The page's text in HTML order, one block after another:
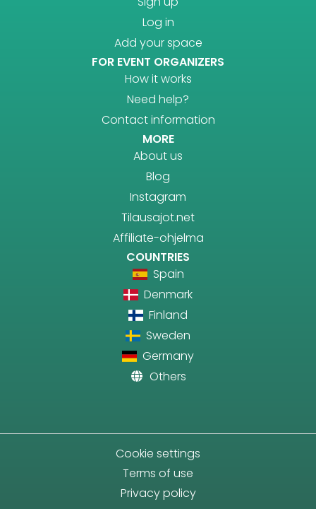
Log in
Add your space
FOR EVENT ORGANIZERS
How it works
Need help?
Contact information
MORE
About us
Blog
Instagram
Tilausajot.net
Affiliate-ohjelma
COUNTRIES
Spain
Denmark
Finland
Sweden
Germany
Others
Cookie settings
Terms of use
Privacy policy